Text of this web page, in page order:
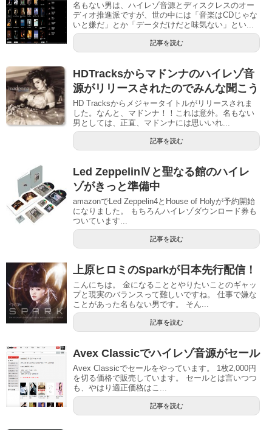
名もない男は、ハイレゾ音源とディスクレスのオー
ディオ推進派ですが、世の中には「音楽はCDじゃな
いと嫌だ」とか「データだけだと味気ない」とい...
記事を読む
HDTracksからマドンナのハイレゾ音
源がリリースされたのでみんな聞こう
HD Tracksからメジャータイトルがリリースされま
した。なんと、マドンナ！！これは意外。名もない
男としては、正直、マドンナには思いいれ...
記事を読む
Led ZeppelinⅣと聖なる館のハイレ
ゾがきっと準備中
amazonでLed Zeppelin4とHouse of Holyが予約開始
になりました。 もちろんハイレゾダウンロード券も
ついています...
記事を読む
上原ヒロミのSparkが日本先行配信！
こんにちは。 金になることとやりたいことのギャッ
プと現実のバランスって難しいですね。 仕事で嫌な
ことがあった名もない男です。 そん...
記事を読む
Avex Classicでハイレゾ音源がセール
Avex Classicでセールをやっています。 1枚2,000円
を切る価格で販売しています。 セールとは言いつつ
も、やはり適正価格はこ...
記事を読む